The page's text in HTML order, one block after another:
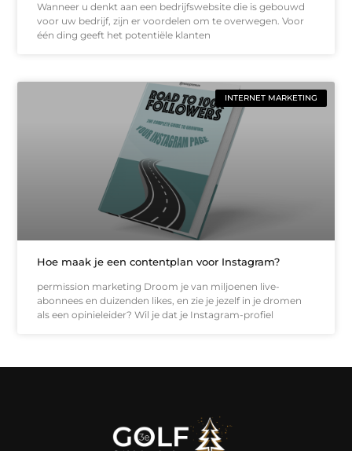
Wanneer u denkt aan een bedrijfswebsite die is gebouwd
voor uw bedrijf, zijn er voordelen om te overwegen. Voor
één ding geeft het potentiële klanten
INTERNET MARKETING
Hoe maak je een contentplan voor Instagram?
permission marketing Droom je van miljoenen live-
abonnees en duizenden likes, en zie je jezelf in je dromen
als een opinieleider? Wil je dat je Instagram-profiel